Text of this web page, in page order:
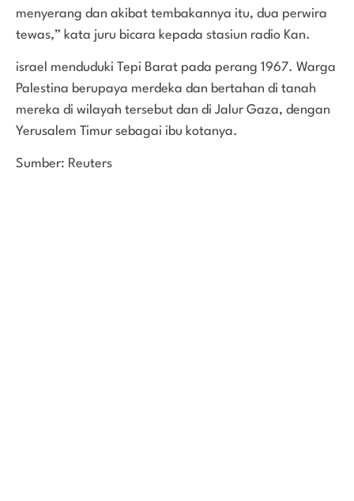
menyerang dan akibat tembakannya itu, dua perwira
tewas,” kata juru bicara kepada stasiun radio Kan.
israel menduduki Tepi Barat pada perang 1967. Warga
Palestina berupaya merdeka dan bertahan di tanah
mereka di wilayah tersebut dan di Jalur Gaza, dengan
Yerusalem Timur sebagai ibu kotanya.
Sumber: Reuters